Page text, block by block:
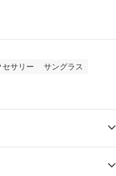
セサリー
サングラス